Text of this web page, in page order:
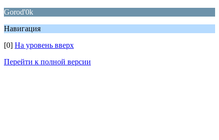
Gorod'0k
Навигация
[0] На уровень вверх
Перейти к полной версии